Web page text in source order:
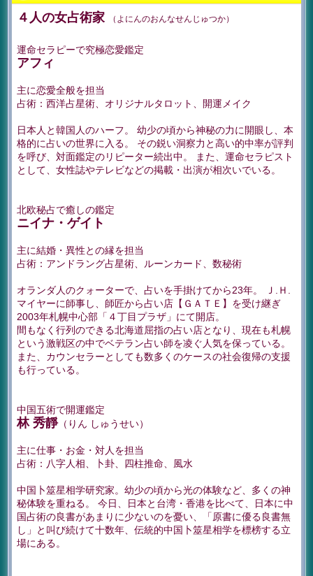
４人の女占術家 （よにんのおんなせんじゅつか）
運命セラピーで究極恋愛鑑定
アフィ
主に恋愛全般を担当
占術：西洋占星術、オリジナルタロット、開運メイク
日本人と韓国人のハーフ。 幼少の頃から神秘の力に開眼し、本
格的に占いの世界に入る。 その鋭い洞察力と高い的中率が評判
を呼び、対面鑑定のリピーター続出中。 また、運命セラピスト
として、女性誌やテレビなどの掲載・出演が相次いでいる。
北欧秘占で癒しの鑑定
ニイナ・ゲイト
主に結婚・異性との縁を担当
占術：アンドラング占星術、ルーンカード、数秘術
オランダ人のクォーターで、占いを手掛けてから23年。 Ｊ.Ｈ.
マイヤーに師事し、師匠から占い店【ＧＡＴＥ】を受け継ぎ
2003年札幌中心部「４丁目プラザ」にて開店。
間もなく行列のできる北海道屈指の占い店となり、現在も札幌
という激戦区の中でベテラン占い師を凌ぐ人気を保っている。
また、カウンセラーとしても数多くのケースの社会復帰の支援
も行っている。
中国五術で開運鑑定
林 秀靜（りん しゅうせい）
主に仕事・お金・対人を担当
占術：八字人相、卜卦、四柱推命、風水
中国卜筮星相学研究家。幼少の頃から光の体験など、多くの神
秘体験を重ねる。 今日、日本と台湾・香港を比べて、日本に中
国占術の良書があまりに少ないのを憂い、「原書に優る良書無
し」と叫び続けて十数年、伝統的中国卜筮星相学を標榜する立
場にある。